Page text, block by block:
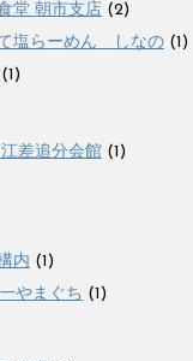
堂 朝市支店 (2)
塩らーめん しなの (1)
(1)
差追分会館 (1)
内 (1)
やまぐち (1)